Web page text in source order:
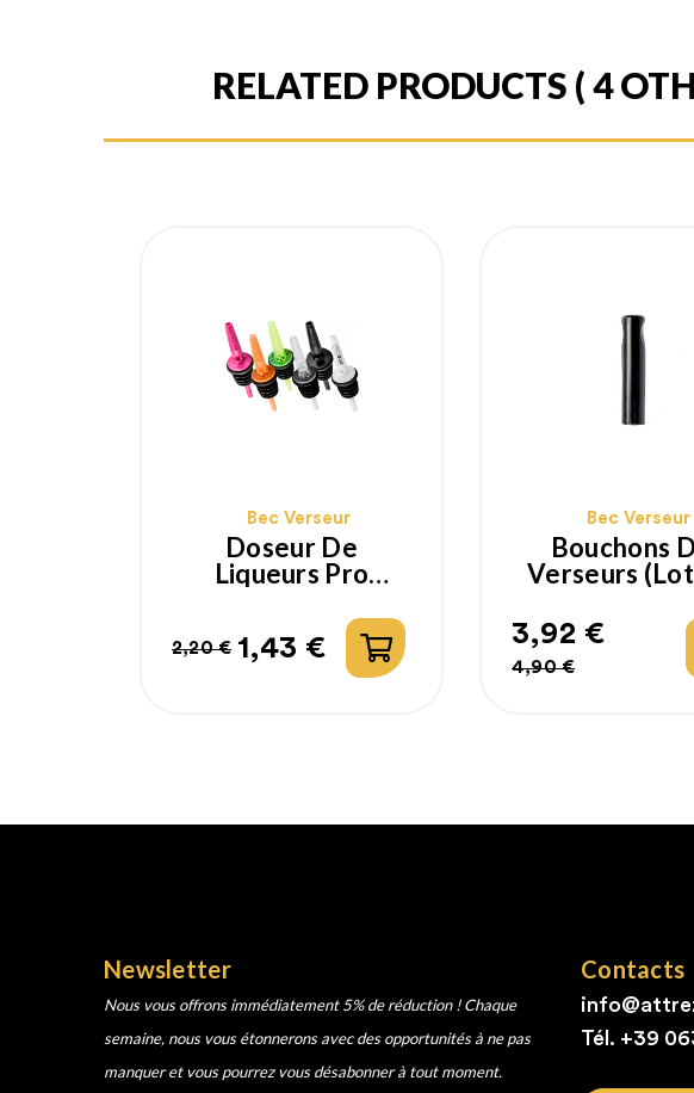
RELATED PRODUCTS ( 4
Bec Verseur
Doseur De
Liqueurs Pro
Polycarbonate
Prix
2,20 €
Prix 1,43 €
Bec Verseur
Bouchons
Verseurs
Prix
4,90 €
Prix
3,92 €
Newsletter
Nous vous offrons immédiatement 5% de réduction ! Chaque
semaine, nous vous étonnerons avec des opportunités à ne pas
manquer et vous pourrez vous désabonner à tout moment.
Contacts
Tél. +39